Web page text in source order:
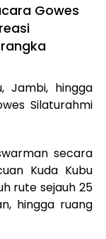
Gowes
Jambi, hingga
Silaturahmi
secara
Kuda Kubu
rute sejauh 25
hingga ruang